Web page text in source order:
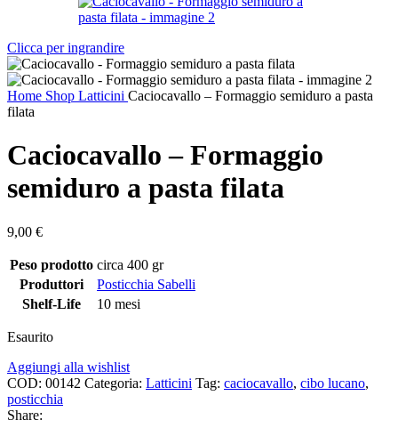
Clicca per ingrandire
Home Shop Latticini Caciocavallo – Formaggio semiduro a pasta
filata
Caciocavallo – Formaggio
semiduro a pasta filata
9,00 €
Peso prodotto circa 400 gr
Produttori
Posticchia Sabelli
Shelf-Life
10 mesi
Esaurito
Aggiungi alla wishlist
COD: 00142 Categoria: Latticini Tag: caciocavallo, cibo lucano,
posticchia
Share: